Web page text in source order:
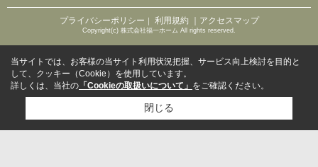
プライバシーポリシー ｜ 利用規約 ｜アクセスマップ
Copyright(c) 株式会社福一ホーム All rights reserved.
当サイトでは、お客様の当サイト利用状況把握、サービス向上検討を目的と
して、クッキー（Cookie）を使用しています。
詳しくは、当社の 「Cookieの取扱いについて」 をご確認ください。
閉じる